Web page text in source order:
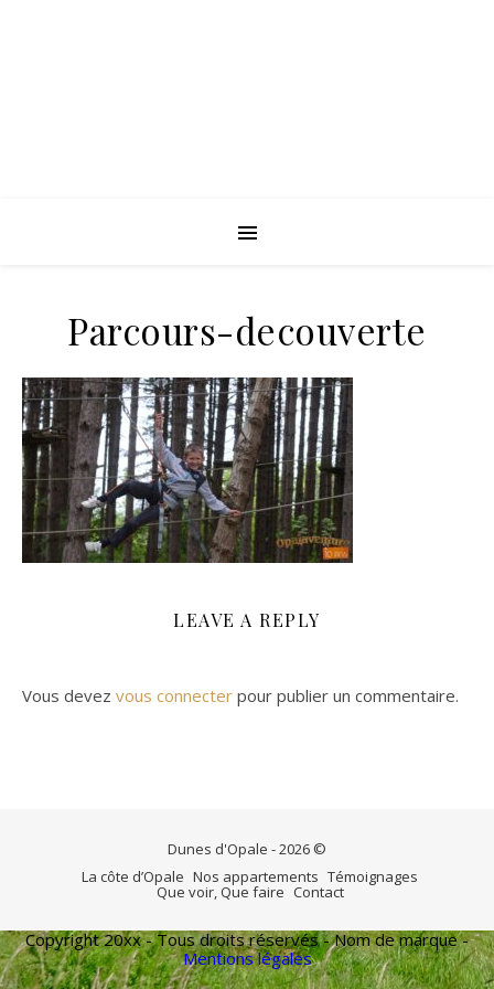
Parcours-decouverte
LEAVE A REPLY
Vous devez vous connecter pour publier un commentaire.
Dunes d'Opale - 2026 ©
La côte d’Opale Nos appartements Témoignages
Que voir, Que faire Contact
Copyright 20xx - Tous droits réservés - Nom de marque -
Mentions légales